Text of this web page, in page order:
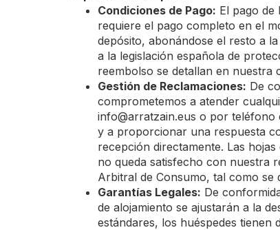
Condiciones de Pago: El pago de
requiere el pago completo en el
depósito, abonándose el resto a
a la legislación española de
reembolso se detallan en nuestra
Gestión de Reclamaciones: De
comprometemos a atender
info@arratzain.eus o por teléfono
y a proporcionar una respuesta
recepción directamente. Las
no queda satisfecho con nuestra
Arbitral de Consumo, tal como se
Garantías Legales: De
de alojamiento se ajustarán a la
estándares, los huéspedes